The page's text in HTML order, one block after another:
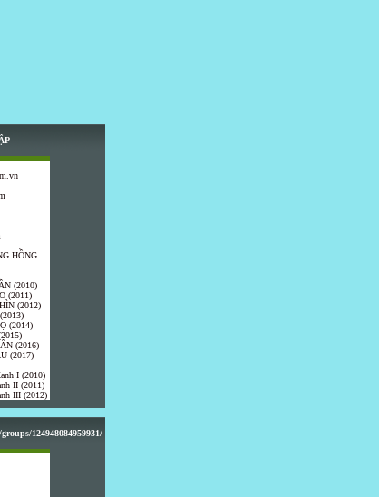
HỒNG
(2010)
(2011)
(2012)
(2014)
(2016)
(2017)
I (2010)
II (2011)
III (2012)
124948084959931/